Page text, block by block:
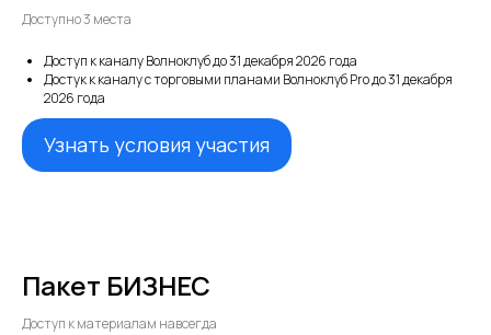
Доступно 3 места
Доступ к каналу Волноклуб до 31 декабря 2026 года
Достук к каналу с торговыми планами Волноклуб Pro до 31 декабря
2026 года
Узнать условия участия
Пакет БИЗНЕС
Доступ к материалам навсегда